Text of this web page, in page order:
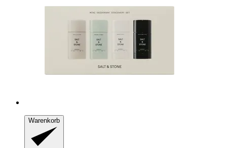
Warenkorb